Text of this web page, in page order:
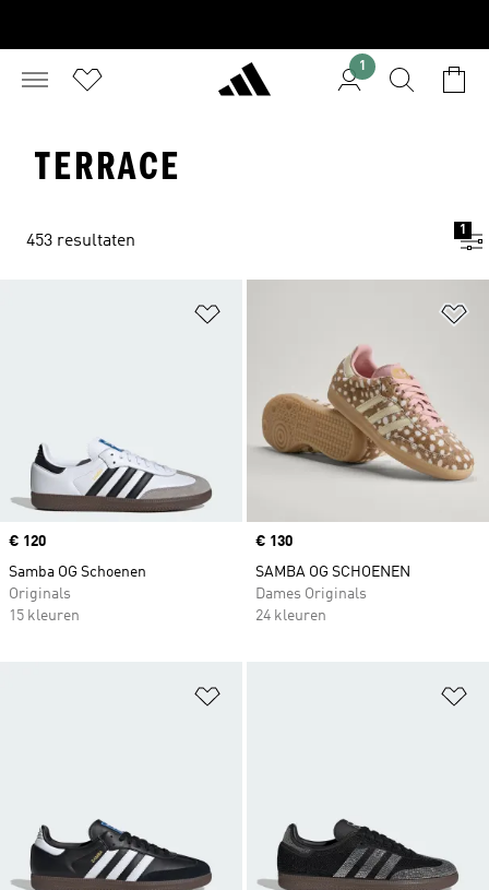
1
TERRACE
453 resultaten
1
Price
€ 120
Samba OG Schoenen
Originals
15 kleuren
Price
€ 130
SAMBA OG SCHOENEN
Dames Originals
24 kleuren